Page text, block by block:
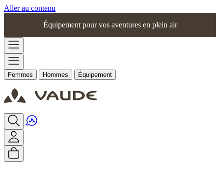
Aller au contenu
Équipement pour vos aventures en plein air
Femmes Hommes Équipement